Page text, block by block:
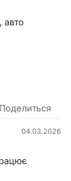
авто
Поделиться
04.03.2026